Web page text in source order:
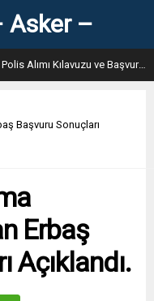
31. Dönem POMEM 7500 Bin Polis Alımı Kılavuzu ve Başvuru Ekranı
Başvuru Sonuçları
Erbaş
Açıklandı.